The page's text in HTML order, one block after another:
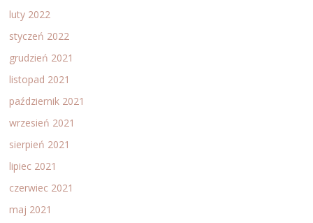
luty 2022
styczeń 2022
grudzień 2021
listopad 2021
październik 2021
wrzesień 2021
sierpień 2021
lipiec 2021
czerwiec 2021
maj 2021